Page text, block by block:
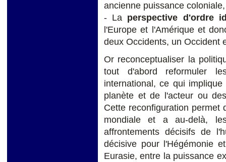
ancienne puissance
- La perspective d'ordre
l'Europe et l'Amérique et
deux Occidents, un Occident
Or reconceptualiser la
tout d'abord reformuler
international, ce qui
planète et de l'acteur ou
Cette reconfiguration permet
mondiale et a au-delà,
affrontements décisifs de
décisive pour l'Hégémonie
Eurasie, entre la puissance